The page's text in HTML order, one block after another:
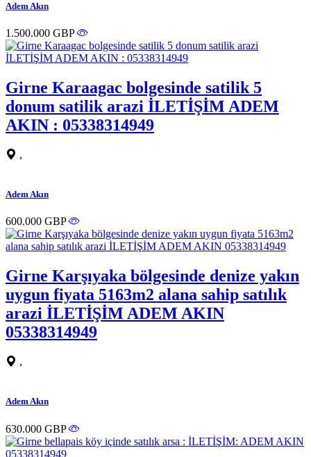
Adem Akın
1.500.000 GBP
Girne Karaagac bolgesinde satilik 5
donum satilik arazi İLETİŞİM ADEM
AKIN : 05338314949
,
Adem Akın
600.000 GBP
Girne Karşıyaka bölgesinde denize yakın
uygun fiyata 5163m2 alana sahip satılık
arazi İLETİŞİM ADEM AKIN
05338314949
,
Adem Akın
630.000 GBP